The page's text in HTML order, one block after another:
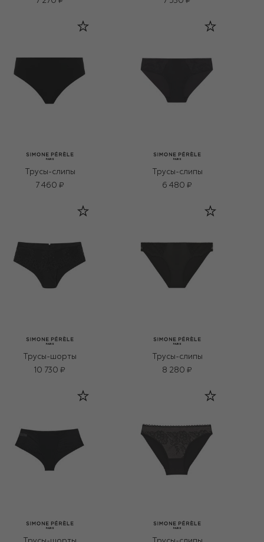
Трусы-слипы
7 460 ₽
Трусы-слипы
6 480 ₽
Трусы-шорты
10 730 ₽
Трусы-слипы
8 280 ₽